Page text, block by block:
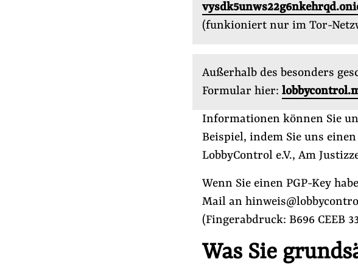
#Lobbyismus in der EU #Aus
(funkioniert nur im Tor-
Außerhalb des besonders
Formular hier:
Informationen können Sie
Beispiel, indem Sie uns
LobbyControl e.V., Am
Wenn Sie einen PGP-Key
Mail an
(Fingerabdruck: B696 CEEB
Was Sie